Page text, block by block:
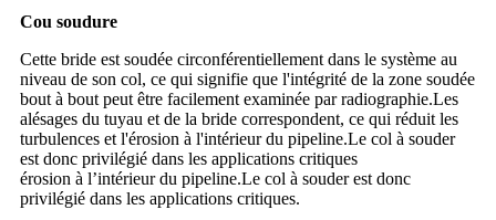
Cou soudure
Cette bride est soudée circonférentiellement dans le système au
niveau de son col, ce qui signifie que l'intégrité de la zone soudée
bout à bout peut être facilement examinée par radiographie.Les
alésages du tuyau et de la bride correspondent, ce qui réduit les
turbulences et l'érosion à l'intérieur du pipeline.Le col à souder
est donc privilégié dans les applications critiques
érosion à l’intérieur du pipeline.Le col à souder est donc
privilégié dans les applications critiques.